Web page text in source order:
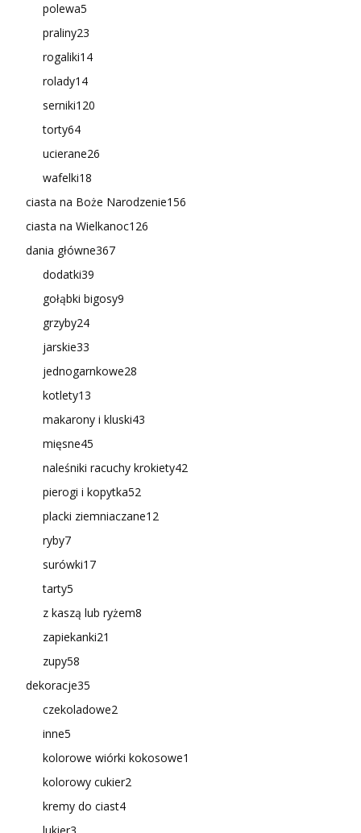
polewa5
praliny23
rogaliki14
rolady14
serniki120
torty64
ucierane26
wafelki18
ciasta na Boże Narodzenie156
ciasta na Wielkanoc126
dania główne367
dodatki39
gołąbki bigosy9
grzyby24
jarskie33
jednogarnkowe28
kotlety13
makarony i kluski43
mięsne45
naleśniki racuchy krokiety42
pierogi i kopytka52
placki ziemniaczane12
ryby7
surówki17
tarty5
z kaszą lub ryżem8
zapiekanki21
zupy58
dekoracje35
czekoladowe2
inne5
kolorowe wiórki kokosowe1
kolorowy cukier2
kremy do ciast4